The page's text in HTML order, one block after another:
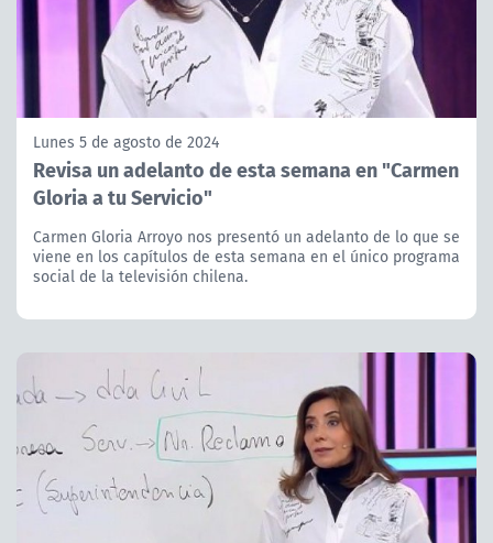
Lunes 5 de agosto de 2024
Revisa un adelanto de esta semana en "Carmen
Gloria a tu Servicio"
Carmen Gloria Arroyo nos presentó un adelanto de lo que se
viene en los capítulos de esta semana en el único programa
social de la televisión chilena.